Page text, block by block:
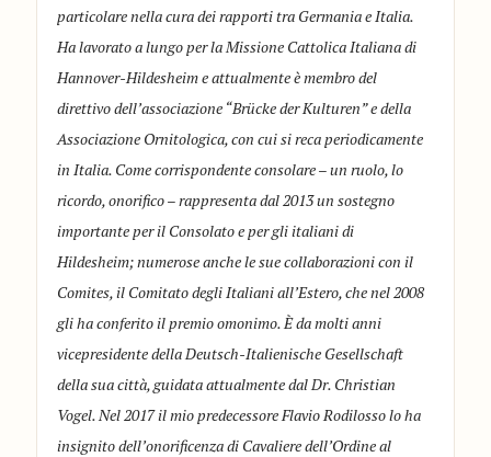
particolare nella cura dei rapporti tra Germania e Italia.
Ha lavorato a lungo per la Missione Cattolica Italiana di
Hannover-Hildesheim e attualmente è membro del
direttivo dell’associazione “Brücke der Kulturen” e della
Associazione Ornitologica, con cui si reca periodicamente
in Italia. Come corrispondente consolare – un ruolo, lo
ricordo, onorifico – rappresenta dal 2013 un sostegno
importante per il Consolato e per gli italiani di
Hildesheim; numerose anche le sue collaborazioni con il
Comites, il Comitato degli Italiani all’Estero, che nel 2008
gli ha conferito il premio omonimo. È da molti anni
vicepresidente della Deutsch-Italienische Gesellschaft
della sua città, guidata attualmente dal Dr. Christian
Vogel. Nel 2017 il mio predecessore Flavio Rodilosso lo ha
insignito dell’onorificenza di Cavaliere dell’Ordine al